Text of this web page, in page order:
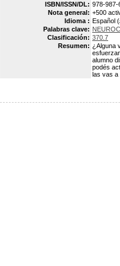
ISBN/ISSN/DL: 978-987-
Nota general: +500
Idioma : Español (
Palabras clave:
Clasificación: 370.7
Resumen: ¿Alguna
alumno
podés
las vas a